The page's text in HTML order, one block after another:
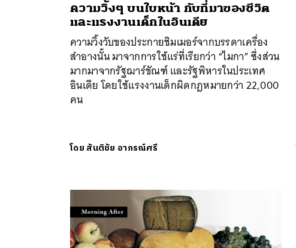
ความวิ้งๆ บนใบหน้า กับที่มาของชีวิต
และแรงงานเด็กในอินเดีย
ความวิ้งวับของประกายชิมเมอร์จากบรรดาเครื่อง
สำอางนั้น มาจากการใช้แร่ที่เรียกว่า “ไมกา” ซึ่งส่วน
มากมาจากรัฐฌาร์ขัณฑ์ และรัฐพิหารในประเทศ
อินเดีย โดยใช้แรงงานเด็กผิดกฎหมายกว่า 22,000
คน
โดย สันติชัย อาภรณ์ศรี